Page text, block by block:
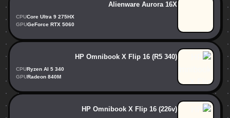
Alienware Aurora 16X
CPUCore Ultra 9 275HX
GPUGeForce RTX 5060
HP Omnibook X Flip 16 (R5 340)
CPURyzen AI 5 340
GPURadeon 840M
HP Omnibook X Flip 16 (226v)